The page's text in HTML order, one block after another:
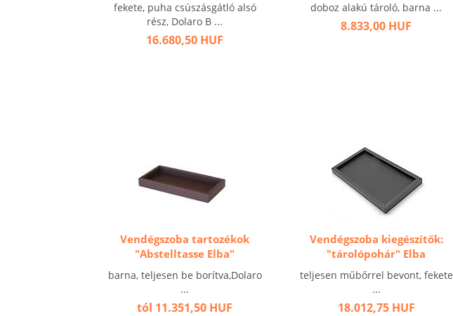
fekete, puha csúszásgátló alsó
rész, Dolaro B ...
16.680,50 HUF
doboz alakú tároló, barna ...
8.833,00 HUF
Vendégszoba tartozékok
"Abstelltasse Elba"
barna, teljesen be borítva,Dolaro
...
tól 11.351,50 HUF
Vendégszoba kiegészítők:
"tárolópohár" Elba
teljesen műbőrrel bevont, fekete
...
18.012,75 HUF